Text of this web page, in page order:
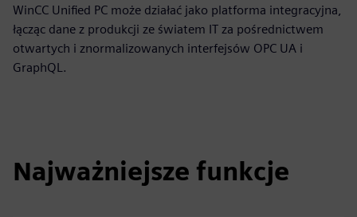
WinCC Unified PC może działać jako platforma integracyjna,
łącząc dane z produkcji ze światem IT za pośrednictwem
otwartych i znormalizowanych interfejsów OPC UA i
GraphQL.
Najważniejsze funkcje